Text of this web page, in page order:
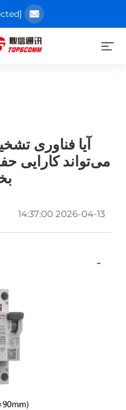
[email protected]
آیا فناوری
می‌تواند کارایی
2026-04-13 14:37:00